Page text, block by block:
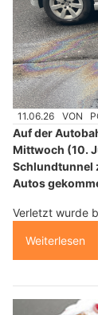
11.06.26 VON
Auf der
Mittwoch (10.
Schlundtunnel
Autos
Verletzt wurde
Weiterlesen